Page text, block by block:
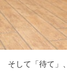
そして「待て」、